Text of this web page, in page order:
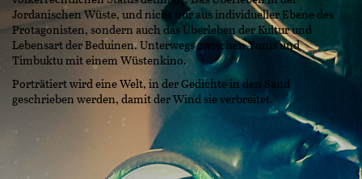
Jordanischen Wüste, und nicht nur aus individueller Ebene des
Protagonisten, sondern auch das Überleben der Kultur und
Lebensart der Beduinen. Unterwegs zwischen Tunis und
Timbuktu mit einem Wüstenkino.
Porträtiert wird eine Welt, in der Gedichte in den Sand
geschrieben werden, damit der Wind sie verbreitet.